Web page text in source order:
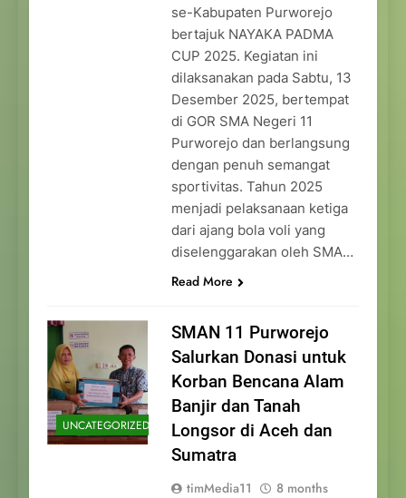
se-Kabupaten Purworejo
bertajuk NAYAKA PADMA
CUP 2025. Kegiatan ini
dilaksanakan pada Sabtu, 13
Desember 2025, bertempat
di GOR SMA Negeri 11
Purworejo dan berlangsung
dengan penuh semangat
sportivitas. Tahun 2025
menjadi pelaksanaan ketiga
dari ajang bola voli yang
diselenggarakan oleh SMA…
Read More
UNCATEGORIZED
SMAN 11 Purworejo
Salurkan Donasi untuk
Korban Bencana Alam
Banjir dan Tanah
Longsor di Aceh dan
Sumatra
timMedia11
8 months